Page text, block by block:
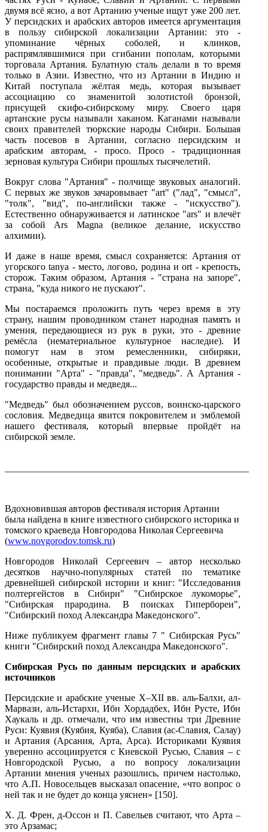
двумя всё ясно, а вот Артанию ученые ищут уже 200 лет.
У персидских и арабских авторов имеется аргументация
в пользу сибирской локализации Артании: это -
упоминание чёрных соболей, и клинков,
распрямлявшимися при сгибании пополам, которыми
торговала Артания. Булатную сталь делали в то время
только в Азии. Известно, что из Артании в Индию и
Китай поступала жёлтая медь, которая вызывает
ассоциацию со знаменитой золотистой бронзой,
присущей скифо-сибирскому миру. Своего царя
артанские русы называли хаканом. Каганами называли
своих правителей тюркские народы Сибири. Большая
часть посевов в Артании, согласно персидским и
арабским авторам, - просо. Просо - традиционная
зерновая культура Сибири прошлых тысячелетий.
Вокруг слова "Артания" - полчище звуковых аналогий.
С первых же звуков зачаровывает "art" ("лад", "смысл",
"толк", "вид", по-английски также - "искусство").
Естественно обнаруживается и латинское "ars" и влечёт
за собой Ars Magna (великое делание, искусство
алхимии).
И даже в наше время, смысл сохраняется: Артания от
угорского tanya - место, логово, родина и ort - крепость,
сторож. Таким образом, Артания - "страна на запоре",
страна, "куда никого не пускают".
Мы постараемся проложить путь через время в эту
страну, нашим проводником станет народная память и
умения, передающиеся из рук в руки, это - древние
ремёсла (нематериальное культурное наследие). И
помогут нам в этом ремесленники, сибиряки,
особенные, открытые и правдивые люди. В древнем
понимании "Арта" - "правда", "медведь". А Артания -
государство правды и медведя...
"Медведь" был обозначением руссов, воинско-царского
сословия. Медведица явится покровителем и эмблемой
нашего фестиваля, который впервые пройдёт на
сибирской земле.
Вдохновившая авторов фестиваля история Артании
была найдена в книге известного сибирского историка и
томского краеведа Новгородова Николая Сергеевича
(www.novgorodov.tomsk.ru)
Новгородов Николай Сергеевич – автор несколько
десятков научно-популярных статей по тематике
древнейшей сибирской истории и книг: "Исследования
полтергейстов в Сибири" "Сибирское лукоморье",
"Сибирская прародина. В поисках Гипербореи",
"Сибирский поход Александра Македонского".
Ниже публикуем фрагмент главы 7 " Сибирская Русь"
книги "Сибирский поход Александра Македонского".
Сибирская Русь по данным персидских и арабских
источников
Персидские и арабские ученые X–XII вв. аль-Балхи, ал-
Марвази, аль-Истархи, Ибн Хордадбех, Ибн Русте, Ибн
Хаукаль и др. отмечали, что им известны три Древние
Руси: Куявия (Куябия, Куяба), Славия (ас-Славия, Салау)
и Артания (Арсания, Арта, Арса). Историками Куявия
уверенно ассоциируется с Киевской Русью, Славия – с
Новгородской Русью, а по вопросу локализации
Артании мнения ученых разошлись, причем настолько,
что А.П. Новосельцев высказал опасение, «что вопрос о
ней так и не будет до конца уяснен» [150].
Х. Д. Френ, д-Оссон и П. Савельев считают, что Арта –
это Арзамас;